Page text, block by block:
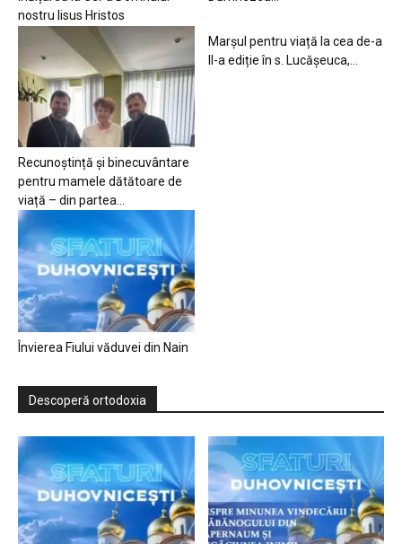
nostru Iisus Hristos
Recunoștință și binecuvântare
pentru mamele dătătoare de
viață – din partea...
Marșul pentru viață la cea de-a
II-a ediție în s. Lucășeuca,...
Învierea Fiului văduvei din Nain
Descoperă ortodoxia